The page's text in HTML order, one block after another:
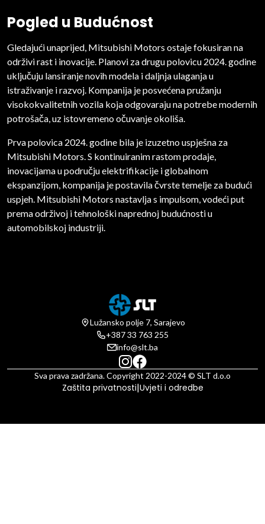
Pogled u Budućnost
Gledajući unaprijed, Mitsubishi Motors ostaje fokusiran na
održivi rast i inovacije. Planovi za drugu polovicu 2024. godine
uključuju lansiranje novih modela i daljnja ulaganja u
istraživanje i razvoj. Kompanija je posvećena pružanju
visokokvalitetnih vozila koja odgovaraju na potrebe modernih
potrošača, uz istovremeno očuvanje okoliša.
Prva polovica 2024. godine bila je izuzetno uspješna za
Mitsubishi Motors. S kontinuiranim rastom prodaje,
inovacijama u području elektrifikacije i globalnom
ekspanzijom, kompanija je postavila čvrste temelje za budući
uspjeh. Mitsubishi Motors nastavlja s impulsom, vodeći put
prema održivoj i tehnološki naprednoj budućnosti u
automobilskoj industriji.
Lužansko polje 7, Sarajevo
+387 33 763 255
info@slt.ba
Sva prava zadržana. Copyright 2022-2024 © SLT d.o.o
Zaštita privatnosti|Uvjeti i odredbe